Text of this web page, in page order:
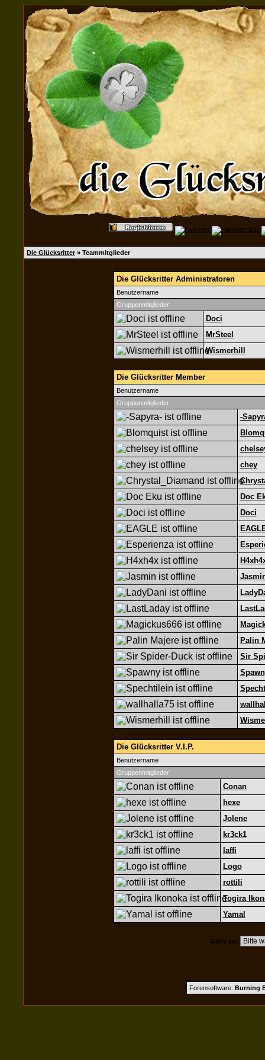
Die Glücksritter » Teammitglieder
Die Glücksritter Administratoren
Benutzername
Gruppenmitglieder
Doci
MrSteel
Wismerhill
Die Glücksritter Member
Benutzername
Gruppenmitglieder
-
chey
Doc
Doci
Palin
Sir
Die Glücksritter V.I.P.
Benutzername
Gruppenmitglieder
Conan
hexe
Jolene
kr3ck1
laffi
Logo
rottili
Togira
Yamal
Gehe zu:
Forensoftware: Burning